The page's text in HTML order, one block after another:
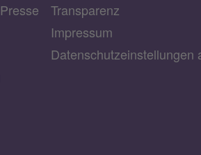
Presse
Transparenz
Impressum
Datenschutzeinstellungen